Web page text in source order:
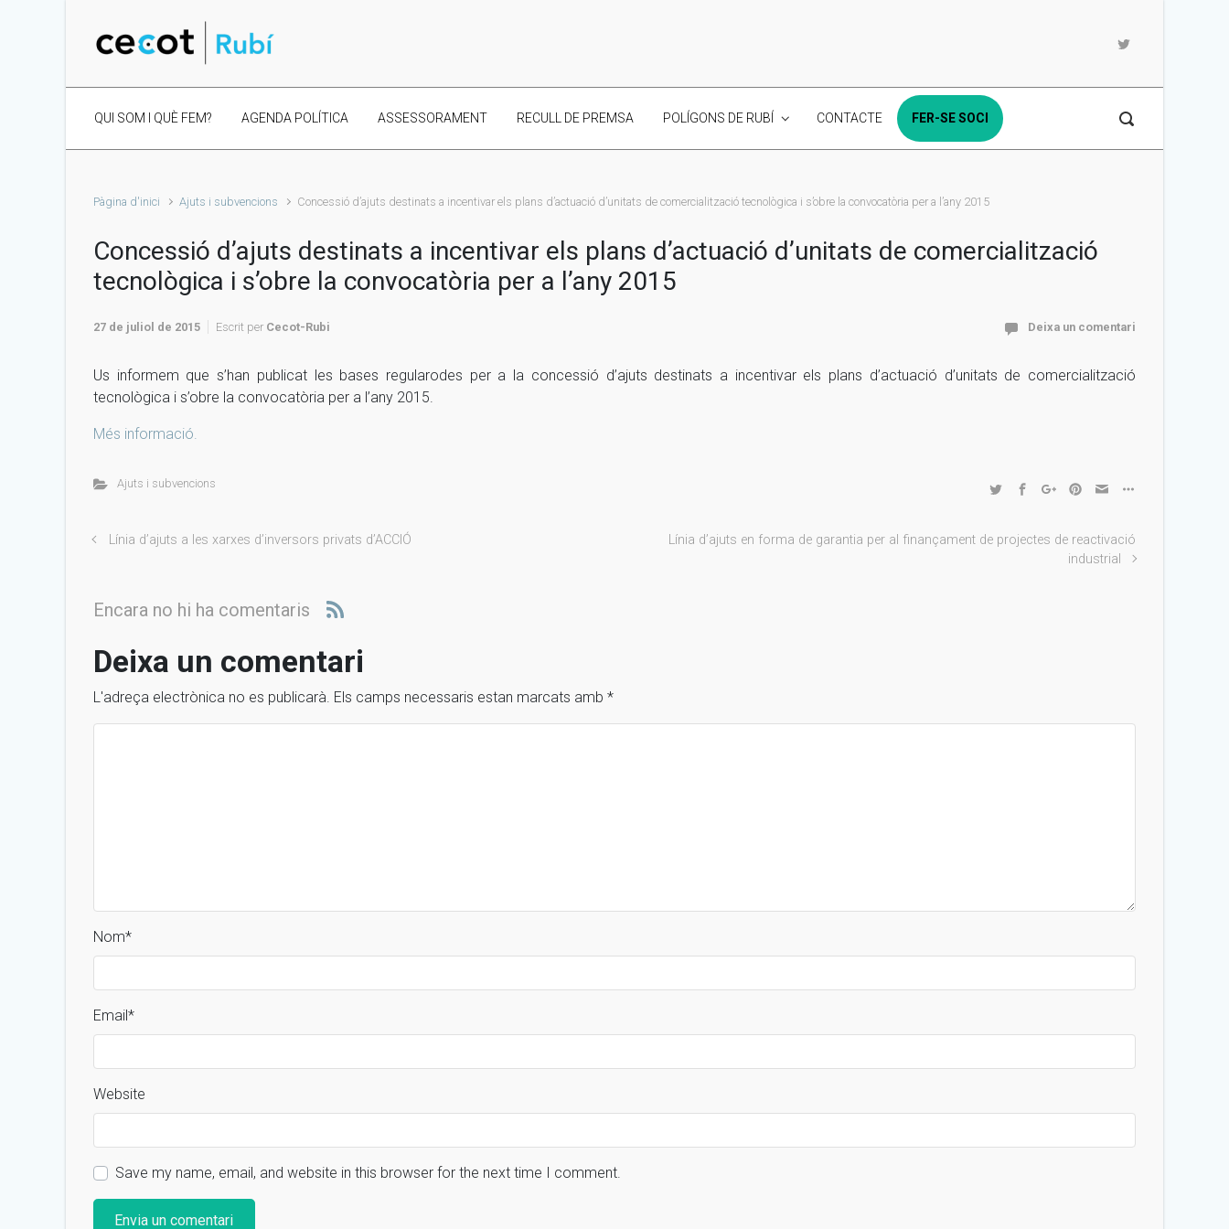
QUI SOM I QUÈ FEM? AGENDA POLÍTICA ASSESSORAMENT RECULL DE PREMSA POLÍGONS DE RUBÍ CONTACTE FER-SE SOCI
Pàgina d'inici Ajuts i subvencions Concessió d’ajuts destinats a incentivar els plans d’actuació d’unitats de comercialització tecnològica i s’obre la convocatòria per a l’any 2015
Concessió d’ajuts destinats a incentivar els plans d’actuació d’unitats de comercialització
tecnològica i s’obre la convocatòria per a l’any 2015
27 de juliol de 2015 Escrit per Cecot-Rubi Deixa un comentari
Us informem que s’han publicat les bases regularodes per a la concessió d’ajuts destinats a incentivar els plans d’actuació d’unitats de comercialització
tecnològica i s’obre la convocatòria per a l’any 2015.
Més informació.
Ajuts i subvencions
Línia d’ajuts a les xarxes d’inversors privats d’ACCIÓ
Línia d’ajuts en forma de garantia per al finançament de projectes de reactivació
industrial
Encara no hi ha comentaris
Deixa un comentari
L'adreça electrònica no es publicarà. Els camps necessaris estan marcats amb *
Nom*
Email*
Website
Save my name, email, and website in this browser for the next time I comment.